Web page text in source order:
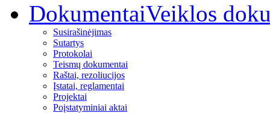
DokumentaiVeiklos
Susirašinėjimas
Sutartys
Protokolai
Teismų dokumentai
Raštai, rezoliucijos
Įstatai, reglamentai
Projektai
Poįstatyminiai aktai